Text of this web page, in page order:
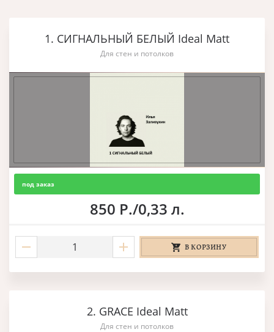
1. СИГНАЛЬНЫЙ БЕЛЫЙ Ideal Matt
Для стен и потолков
под заказ
850 Р./0,33 л.
В КОРЗИНУ
2. GRACE Ideal Matt
Для стен и потолков